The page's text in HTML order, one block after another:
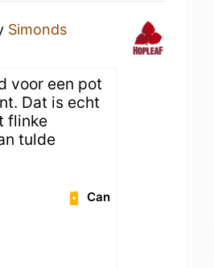
Simonds
voor een pot
Dat is echt
flinke
tulde
Can